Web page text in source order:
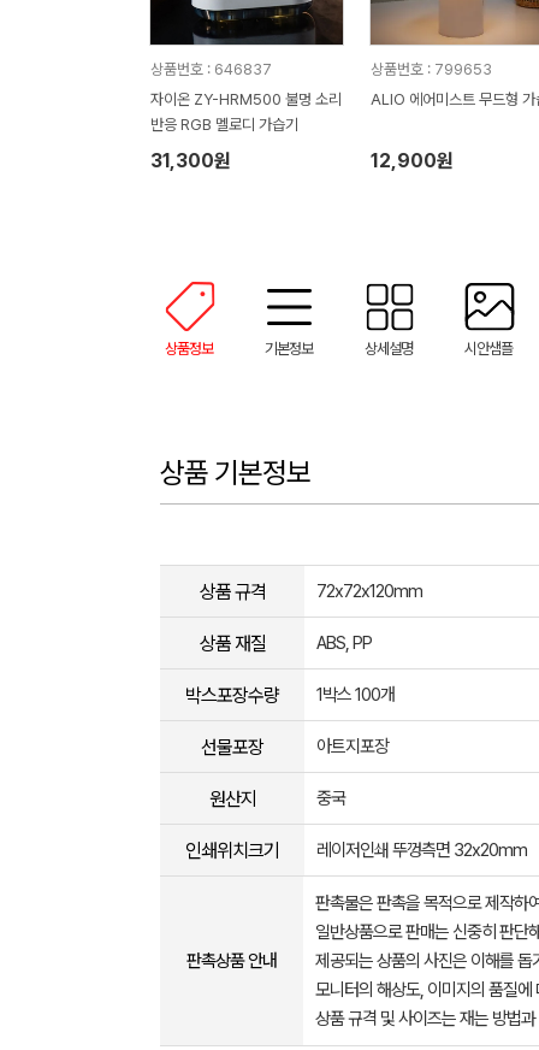
상품번호 : 646837
자이온 ZY-HRM500 불멍 소리
반응 RGB 멜로디 가습기
31,300원
상품번호 : 799653
ALIO 에어미스트 무드형 가
12,900원
상품정보 기본정보 상세설명 시안샘플
상품 기본정보
상품 규격 72x72x120mm
상품 재질 ABS, PP
박스포장수량 1박스 100개
선물포장 아트지포장
원산지 중국
인쇄위치크기 레이저인쇄 뚜껑측면 32x20mm
판촉상품 안내
판촉물은 판촉을 목적으로 제작하
일반상품으로 판매는 신중히 판단
제공되는 상품의 사진은 이해를
모니터의 해상도, 이미지의 품질
상품 규격 및 사이즈는 재는 방법